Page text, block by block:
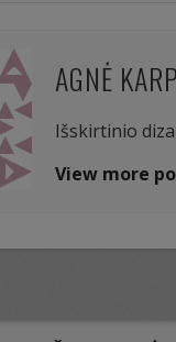
AGNĖ
Išskirtinio
View more